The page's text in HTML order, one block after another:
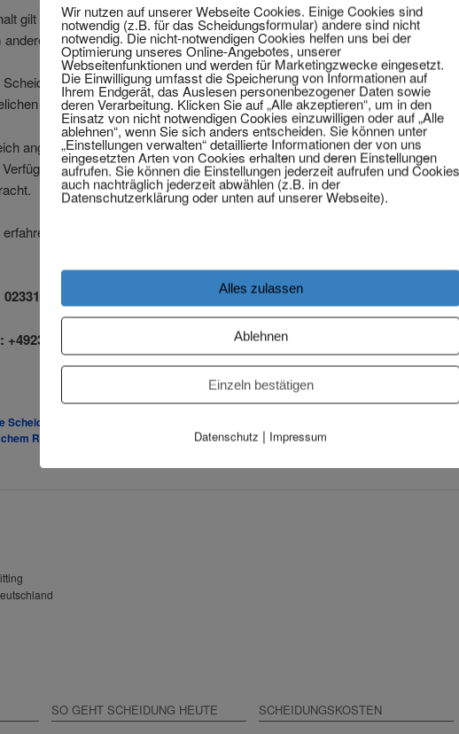
gilt das Verschuldensprinzip. Wer das Scheitern der Ehe
Unterhalt oder einen Schadenersatz zahlen.
bei dem niemand das Verschulden anzulasten ist,
Unterhalt.
angeht, so wird das gemeinschaftliche Vermögen
über kein gemeinsames Vermögen, so kommt auch
Anwalt beraten. Der Anwalt empfiehlt Ihnen die
409319
Recht Schreibe einen Kommentar
SO GEHT SCHEIDUNG HEUTE SCHEIDUNGSKOSTEN
Wir nutzen auf unserer Webseite Cookies. Einige Cookies sind
notwendig (z.B. für das Scheidungsformular) andere sind nicht
notwendig. Die nicht-notwendigen Cookies helfen uns bei der
Optimierung unseres Online-Angebotes, unserer
Webseitenfunktionen und werden für Marketingzwecke eingesetzt.
Die Einwilligung umfasst die Speicherung von Informationen auf
Ihrem Endgerät, das Auslesen personenbezogener Daten sowie
deren Verarbeitung. Klicken Sie auf „Alle akzeptieren“, um in den
Einsatz von nicht notwendigen Cookies einzuwilligen oder auf „Alle
ablehnen“, wenn Sie sich anders entscheiden. Sie können unter
„Einstellungen verwalten“ detaillierte Informationen der von uns
eingesetzten Arten von Cookies erhalten und deren Einstellungen
aufrufen. Sie können die Einstellungen jederzeit aufrufen und Cookies
auch nachträglich jederzeit abwählen (z.B. in der
Datenschutzerklärung oder unten auf unserer Webseite).
Alles zulassen
Ablehnen
Einzeln bestätigen
Datenschutz | Impressum